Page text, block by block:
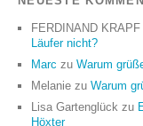
FERDINAND KRAPF
Läufer nicht?
Marc zu Warum
Melanie zu Warum
Lisa Gartenglück zu
Höxter